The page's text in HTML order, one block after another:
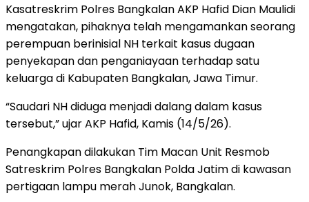
Kasatreskrim Polres Bangkalan AKP Hafid Dian Maulidi
mengatakan, pihaknya telah mengamankan seorang
perempuan berinisial NH terkait kasus dugaan
penyekapan dan penganiayaan terhadap satu
keluarga di Kabupaten Bangkalan, Jawa Timur.
“Saudari NH diduga menjadi dalang dalam kasus
tersebut,” ujar AKP Hafid, Kamis (14/5/26).
Penangkapan dilakukan Tim Macan Unit Resmob
Satreskrim Polres Bangkalan Polda Jatim di kawasan
pertigaan lampu merah Junok, Bangkalan.